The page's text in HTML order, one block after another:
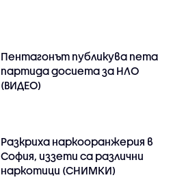
Пентагонът публикува пета
партида досиета за НЛО
(ВИДЕО)
Разкриха наркооранжерия в
София, иззети са различни
наркотици (СНИМКИ)